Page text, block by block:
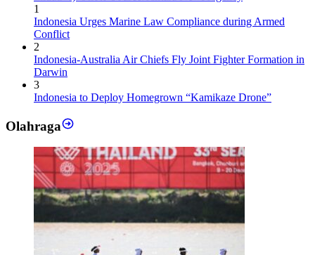
1
Indonesia Urges Marine Law Compliance during Armed
Conflict
2
Indonesia-Australia Air Chiefs Fly Joint Fighter Formation in
Darwin
3
Indonesia to Deploy Homegrown “Kamikaze Drone”
Olahraga